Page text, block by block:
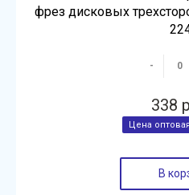
фрез дисковых
-
338
В